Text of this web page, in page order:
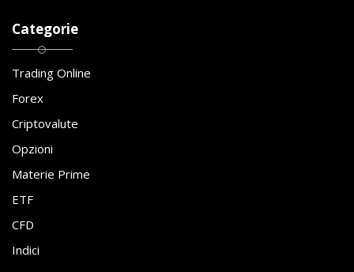
Categorie
Trading Online
Forex
Criptovalute
Opzioni
Materie Prime
ETF
CFD
Indici